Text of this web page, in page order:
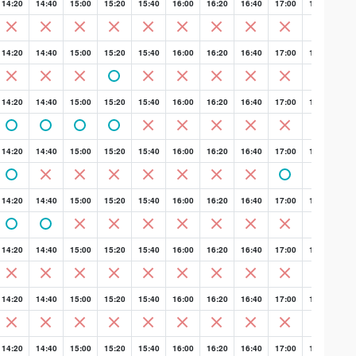
14:20 14:40 15:00 15:20 15:40 16:00 16:20 16:40 17:00 17:20
14:20 14:40 15:00 15:20 15:40 16:00 16:20 16:40 17:00 17:20
14:20 14:40 15:00 15:20 15:40 16:00 16:20 16:40 17:00 17:20
14:20 14:40 15:00 15:20 15:40 16:00 16:20 16:40 17:00 17:20
14:20 14:40 15:00 15:20 15:40 16:00 16:20 16:40 17:00 17:20
14:20 14:40 15:00 15:20 15:40 16:00 16:20 16:40 17:00 17:20
14:20 14:40 15:00 15:20 15:40 16:00 16:20 16:40 17:00 17:20
14:20 14:40 15:00 15:20 15:40 16:00 16:20 16:40 17:00 17:20